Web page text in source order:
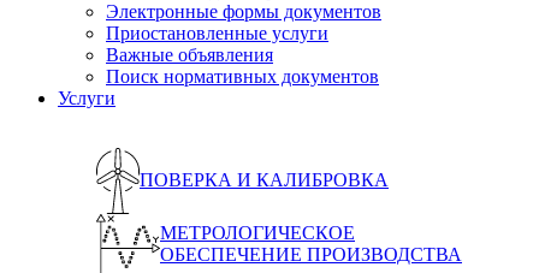
Электронные формы документов
Приостановленные услуги
Важные объявления
Поиск нормативных документов
Услуги
ПОВЕРКА И КАЛИБРОВКА
МЕТРОЛОГИЧЕСКОЕ
ОБЕСПЕЧЕНИЕ ПРОИЗВОДСТВА